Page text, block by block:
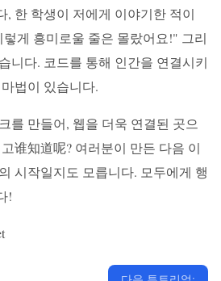
, 한 학생이 저에게 이야기한 적이
게 흥미로울 줄은 몰랐어요!" 그리
니다. 코드를 통해 인간을 연결시키
법이 있습니다.
를 만들어, 웹을 더욱 연결된 곳으
谁知道呢? 여러분이 만든 다음 이
시작일지도 모릅니다. 모두에게 행
!